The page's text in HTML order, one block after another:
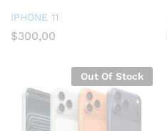
IPHONE 11
$300,00
Out Of Stock